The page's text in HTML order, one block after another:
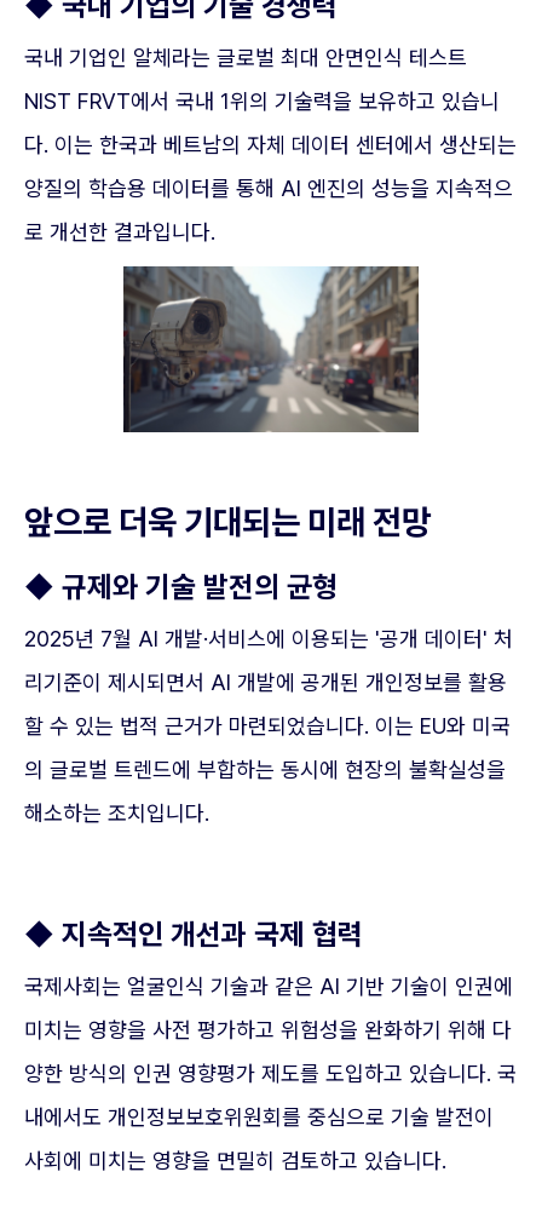
국내 기업인 알체라는 글로벌 최대 안면인식 테스트
NIST FRVT에서 국내 1위의 기술력을 보유하고 있습니
다. 이는 한국과 베트남의 자체 데이터 센터에서 생산되는
양질의 학습용 데이터를 통해 AI 엔진의 성능을 지속적으
로 개선한 결과입니다.
앞으로 더욱 기대되는 미래 전망
◆ 규제와 기술 발전의 균형
2025년 7월 AI 개발·서비스에 이용되는 '공개 데이터' 처
리기준이 제시되면서 AI 개발에 공개된 개인정보를 활용
할 수 있는 법적 근거가 마련되었습니다. 이는 EU와 미국
의 글로벌 트렌드에 부합하는 동시에 현장의 불확실성을
해소하는 조치입니다.
◆ 지속적인 개선과 국제 협력
국제사회는 얼굴인식 기술과 같은 AI 기반 기술이 인권에
미치는 영향을 사전 평가하고 위험성을 완화하기 위해 다
양한 방식의 인권 영향평가 제도를 도입하고 있습니다. 국
내에서도 개인정보보호위원회를 중심으로 기술 발전이
사회에 미치는 영향을 면밀히 검토하고 있습니다.